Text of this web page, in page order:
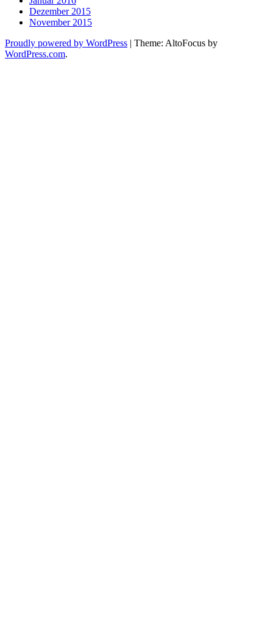
Dezember 2015
November 2015
Proudly powered by WordPress | Theme: AltoFocus by
WordPress.com.